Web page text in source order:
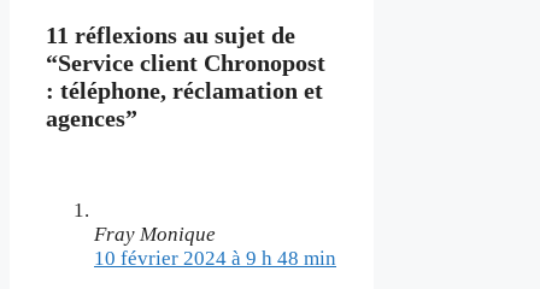
11 réflexions au sujet de
“Service client Chronopost
: téléphone, réclamation et
agences”
Fray Monique
10 février 2024 à 9 h 48 min